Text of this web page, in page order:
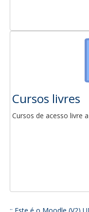
Cursos livres
Cursos de acesso livre